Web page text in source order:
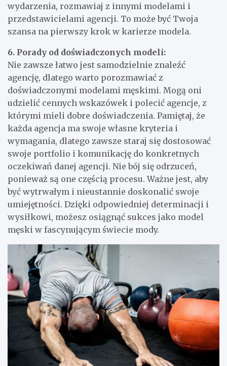
wydarzenia, rozmawiaj z innymi modelami i
przedstawicielami agencji. To może być Twoja
szansa na pierwszy krok w karierze modela.
6. Porady od doświadczonych modeli:
Nie zawsze łatwo jest samodzielnie znaleźć
agencję, dlatego warto porozmawiać z
doświadczonymi modelami męskimi. Mogą oni
udzielić cennych wskazówek i polecić agencje, z
którymi mieli dobre doświadczenia. Pamiętaj, że
każda agencja ma swoje własne kryteria i
wymagania, dlatego zawsze staraj się dostosować
swoje portfolio i komunikację do konkretnych
oczekiwań danej agencji. Nie bój się odrzuceń,
ponieważ są one częścią procesu. Ważne jest, aby
być wytrwałym i nieustannie doskonalić swoje
umiejętności. Dzięki odpowiedniej determinacji i
wysiłkowi, możesz osiągnąć sukces jako model
męski w fascynującym świecie mody.